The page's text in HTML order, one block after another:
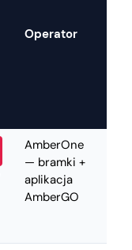
Operator
AmberOne
— bramki +
aplikacja
AmberGO